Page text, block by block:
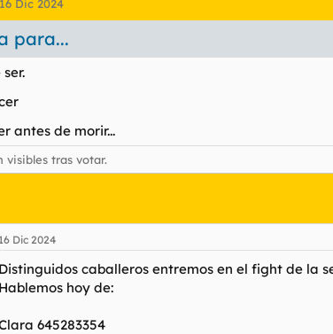
h
16 Dic 2024
para...
antes de morir...
visibles tras votar.
16 Dic 2024
Distinguidos caballeros entremos en el fight de la
Hablemos hoy de:
645283354